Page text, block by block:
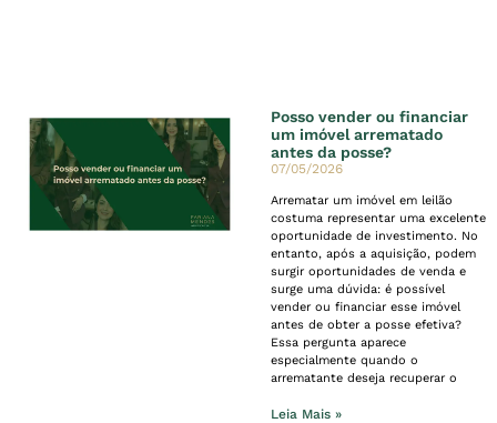
Posso vender ou financiar
um imóvel arrematado
antes da posse?
07/05/2026
Arrematar um imóvel em leilão
costuma representar uma excelente
oportunidade de investimento. No
entanto, após a aquisição, podem
surgir oportunidades de venda e
surge uma dúvida: é possível
vender ou financiar esse imóvel
antes de obter a posse efetiva?
Essa pergunta aparece
especialmente quando o
arrematante deseja recuperar o
Leia Mais »